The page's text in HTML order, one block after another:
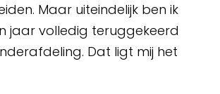
Maar uiteindelijk ben ik
jaar volledig teruggekeerd
Dat ligt mij het